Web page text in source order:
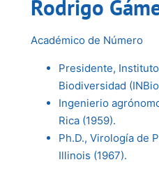
Rodrigo
Académico de Número
Presidente,
Biodiversidad
Ingenierio
Rica (1959).
Ph.D., Virología de
Illinois (1967).